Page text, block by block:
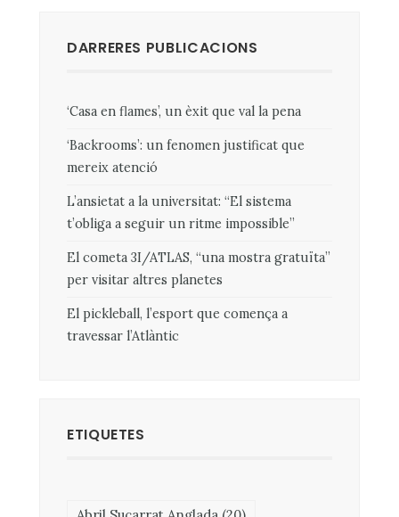
DARRERES PUBLICACIONS
‘Casa en flames’, un èxit que val la pena
‘Backrooms’: un fenomen justificat que
mereix atenció
L’ansietat a la universitat: “El sistema
t’obliga a seguir un ritme impossible”
El cometa 3I/ATLAS, “una mostra gratuïta”
per visitar altres planetes
El pickleball, l’esport que comença a
travessar l’Atlàntic
ETIQUETES